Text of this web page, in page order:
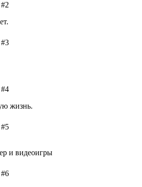
#2
#3
#4
жизнь.
#5
и видеоигры
#6